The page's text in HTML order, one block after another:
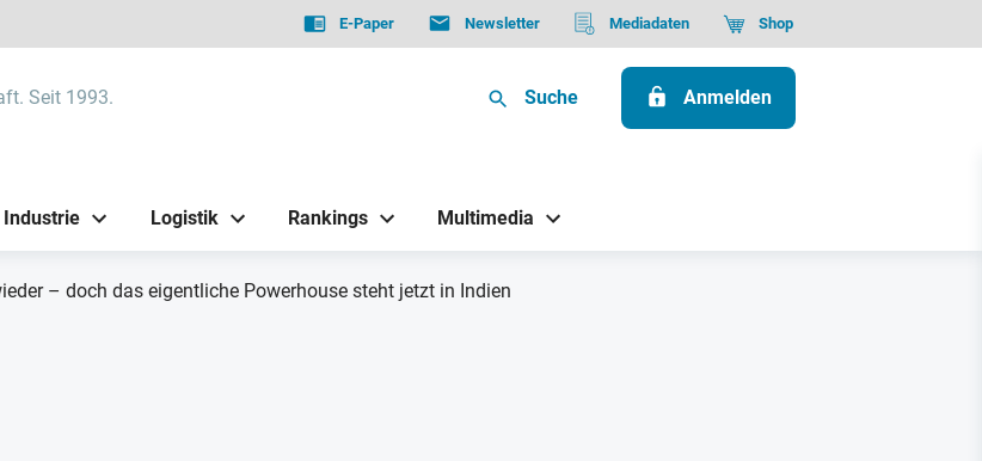
E-Paper Newsletter Mediadaten Shop
Seit 1993. Suche Anmelden
Industrie Logistik Rankings Multimedia
– doch das eigentliche Powerhouse steht jetzt in Indien